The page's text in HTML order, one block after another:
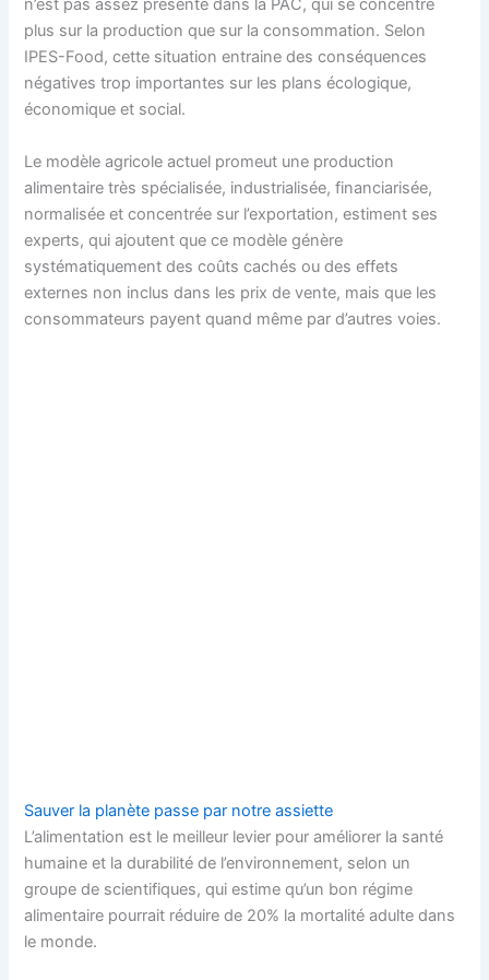
n’est pas assez présente dans la PAC, qui se concentre
plus sur la production que sur la consommation. Selon
IPES-Food, cette situation entraine des conséquences
négatives trop importantes sur les plans écologique,
économique et social.
Le modèle agricole actuel promeut une production
alimentaire très spécialisée, industrialisée, financiarisée,
normalisée et concentrée sur l’exportation, estiment ses
experts, qui ajoutent que ce modèle génère
systématiquement des coûts cachés ou des effets
externes non inclus dans les prix de vente, mais que les
consommateurs payent quand même par d’autres voies.
Sauver la planète passe par notre assiette
L’alimentation est le meilleur levier pour améliorer la santé
humaine et la durabilité de l’environnement, selon un
groupe de scientifiques, qui estime qu’un bon régime
alimentaire pourrait réduire de 20% la mortalité adulte dans
le monde.